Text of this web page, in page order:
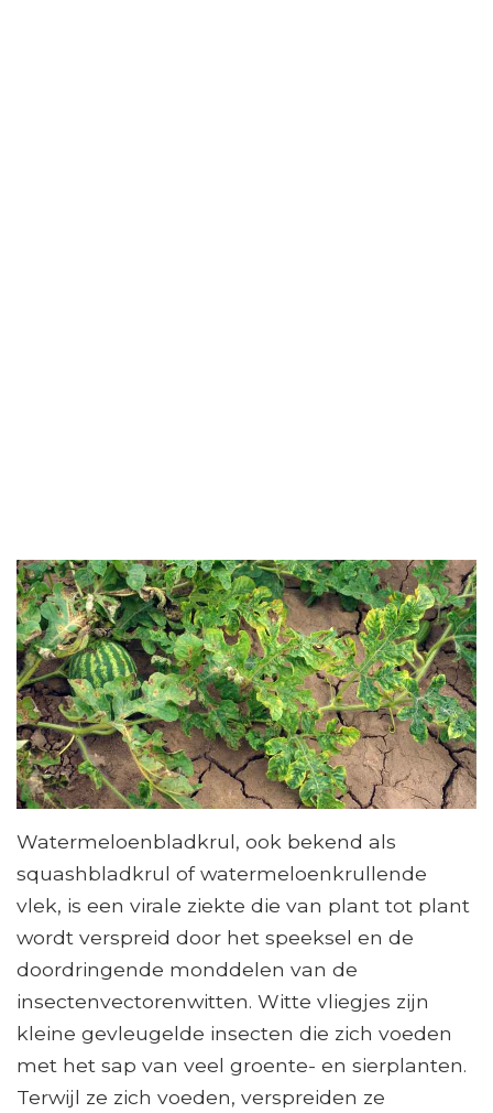
Watermeloenbladkrul, ook bekend als
squashbladkrul of watermeloenkrullende
vlek, is een virale ziekte die van plant tot plant
wordt verspreid door het speeksel en de
doordringende monddelen van de
insectenvectorenwitten. Witte vliegjes zijn
kleine gevleugelde insecten die zich voeden
met het sap van veel groente- en sierplanten.
Terwijl ze zich voeden, verspreiden ze